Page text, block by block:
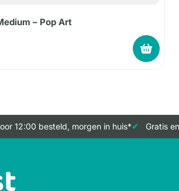
– Pop Art
12:00 besteld, morgen in huis* Gratis